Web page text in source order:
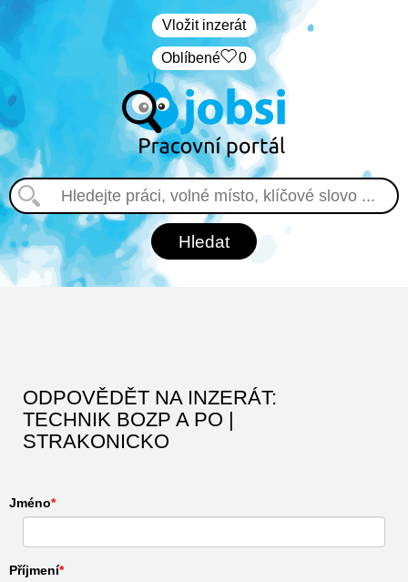
Vložit inzerát
Oblíbené 0
ODPOVĚDĚT NA INZERÁT:
TECHNIK BOZP A PO |
STRAKONICKO
Jméno
Příjmení